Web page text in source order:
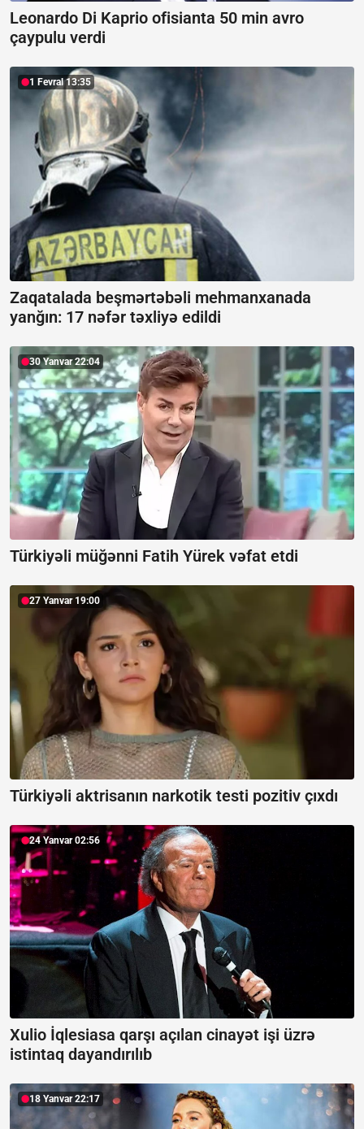
Leonardo Di Kaprio ofisianta 50 min avro
çaypulu verdi
1 Fevral 13:35
Zaqatalada beşmərtəbəli mehmanxanada
yanğın: 17 nəfər təxliyə edildi
30 Yanvar 22:04
Türkiyəli müğənni Fatih Yürek vəfat etdi
27 Yanvar 19:00
Türkiyəli aktrisanın narkotik testi pozitiv çıxdı
24 Yanvar 02:56
Xulio İqlesiasa qarşı açılan cinayət işi üzrə
istintaq dayandırılıb
18 Yanvar 22:17